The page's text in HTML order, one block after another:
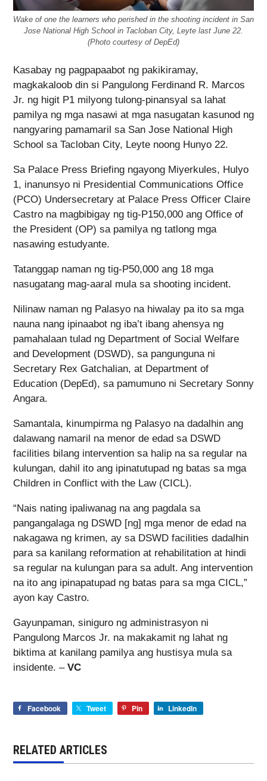
Wake of one the learners who perished in the shooting incident in San
Jose National High School in Tacloban City, Leyte last June 22.
(Photo courtesy of DepEd)
Kasabay ng pagpapaabot ng pakikiramay,
magkakaloob din si Pangulong Ferdinand R. Marcos
Jr. ng higit P1 milyong tulong-pinansyal sa lahat
pamilya ng mga nasawi at mga nasugatan kasunod ng
nangyaring pamamaril sa San Jose National High
School sa Tacloban City, Leyte noong Hunyo 22.
Sa Palace Press Briefing ngayong Miyerkules, Hulyo
1, inanunsyo ni Presidential Communications Office
(PCO) Undersecretary at Palace Press Officer Claire
Castro na magbibigay ng tig-P150,000 ang Office of
the President (OP) sa pamilya ng tatlong mga
nasawing estudyante.
Tatanggap naman ng tig-P50,000 ang 18 mga
nasugatang mag-aaral mula sa shooting incident.
Nilinaw naman ng Palasyo na hiwalay pa ito sa mga
nauna nang ipinaabot ng iba’t ibang ahensya ng
pamahalaan tulad ng Department of Social Welfare
and Development (DSWD), sa pangunguna ni
Secretary Rex Gatchalian, at Department of
Education (DepEd), sa pamumuno ni Secretary Sonny
Angara.
Samantala, kinumpirma ng Palasyo na dadalhin ang
dalawang namaril na menor de edad sa DSWD
facilities bilang intervention sa halip na sa regular na
kulungan, dahil ito ang ipinatutupad ng batas sa mga
Children in Conflict with the Law (CICL).
“Nais nating ipaliwanag na ang pagdala sa
pangangalaga ng DSWD [ng] mga menor de edad na
nakagawa ng krimen, ay sa DSWD facilities dadalhin
para sa kanilang reformation at rehabilitation at hindi
sa regular na kulungan para sa adult. Ang intervention
na ito ang ipinapatupad ng batas para sa mga CICL,”
ayon kay Castro.
Gayunpaman, siniguro ng administrasyon ni
Pangulong Marcos Jr. na makakamit ng lahat ng
biktima at kanilang pamilya ang hustisya mula sa
insidente. –VC
Facebook Tweet Pin LinkedIn
RELATED ARTICLES